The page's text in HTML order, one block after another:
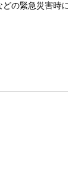
の緊急災害時